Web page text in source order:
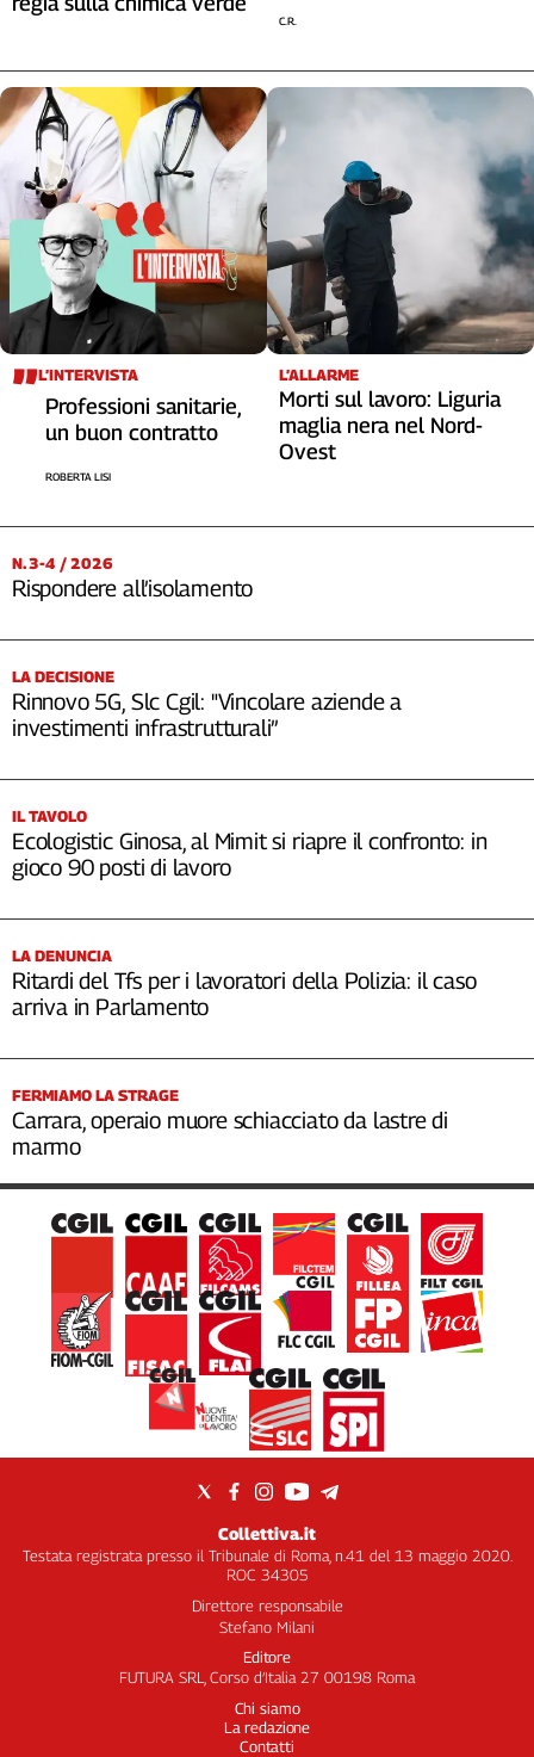
C.R.
L’INTERVISTA
Professioni sanitarie,
un buon contratto
ROBERTA LISI
L’ALLARME
Morti sul lavoro: Liguria
maglia nera nel Nord-
Ovest
N. 3-4 / 2026
Rispondere all’isolamento
LA DECISIONE
Rinnovo 5G, Slc Cgil: "Vincolare aziende a
investimenti infrastrutturali”
IL TAVOLO
Ecologistic Ginosa, al Mimit si riapre il confronto: in
gioco 90 posti di lavoro
LA DENUNCIA
Ritardi del Tfs per i lavoratori della Polizia: il caso
arriva in Parlamento
FERMIAMO LA STRAGE
Carrara, operaio muore schiacciato da lastre di
marmo
Collettiva.it
Testata registrata presso il Tribunale di Roma, n.41 del 13 maggio 2020.
ROC 34305
Direttore responsabile
Stefano Milani
Editore
FUTURA SRL, Corso d’Italia 27 00198 Roma
Chi siamo
La redazione
Contatti